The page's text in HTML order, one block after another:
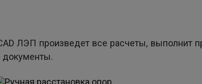
ЛЭП произведет все расчеты, выполнит
документы.